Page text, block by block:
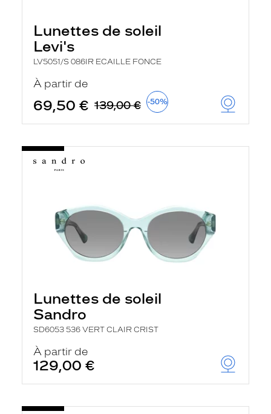
Lunettes de soleil
Levi's
LV5051/S 086IR ECAILLE FONCE
À partir de
69,50 € 139,00 € -50%
Lunettes de soleil
Sandro
SD6053 536 VERT CLAIR CRIST
À partir de
129,00 €